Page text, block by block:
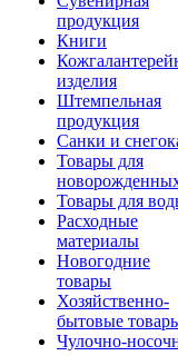
продукция
Книги
изделия
Штемпельная
продукция
Санки и
Товары для
Товары для
Расходные
материалы
Новогодние
товары
Хозяйственно-
бытовые
Чулочно-